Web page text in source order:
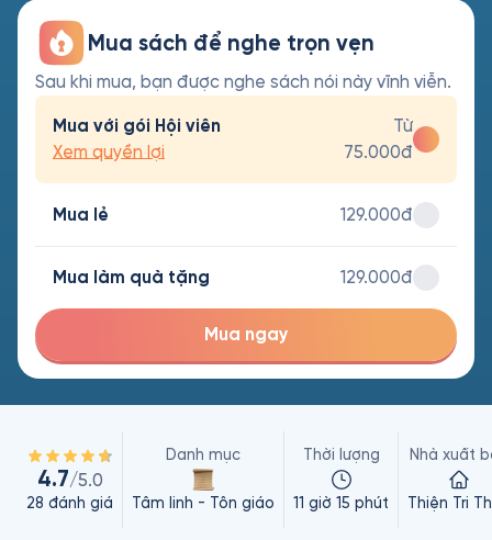
Mua sách để nghe trọn vẹn
Sau khi mua, bạn được nghe sách nói này vĩnh viễn.
Mua với gói Hội viên
Xem quyền lợi
Từ
75.000đ
Mua lẻ 129.000đ
Mua làm quà tặng 129.000đ
Mua ngay
4.7/5.0
28 đánh giá
Danh mục
Tâm linh - Tôn giáo
Thời lượng
11 giờ 15 phút
Nhà xuất
Thiện Tri